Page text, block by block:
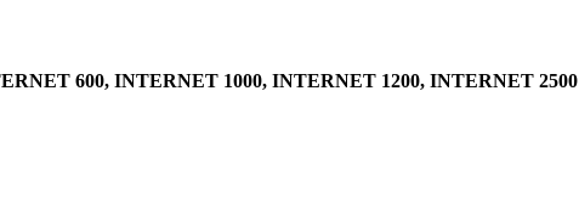
600, INTERNET 1000, INTERNET 1200, INTERNET 2500